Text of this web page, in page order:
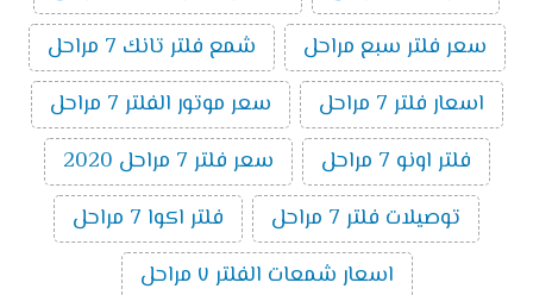
سعر فلتر سبع مراحل
شمع فلتر تانك 7 مراحل
اسعار فلتر 7 مراحل
سعر موتور الفلتر 7 مراحل
فلتر اونو 7 مراحل
سعر فلتر 7 مراحل 2020
توصيلات فلتر 7 مراحل
فلتر اكوا 7 مراحل
اسعار شمعات الفلتر ٧ مراحل